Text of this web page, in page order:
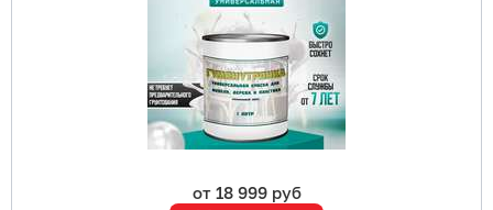
от 18 999 руб
В корзину
Подробнее